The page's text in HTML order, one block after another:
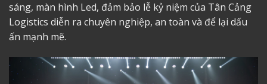
sáng, màn hình Led, đảm bảo lễ kỷ niệm của Tân Cảng
Logistics diễn ra chuyên nghiệp, an toàn và để lại dấu
ấn mạnh mẽ.